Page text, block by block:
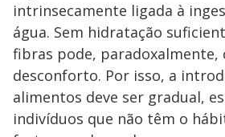
intrinsecamente ligada à
água. Sem hidratação
fibras pode, paradoxalmente,
desconforto. Por isso, a
alimentos deve ser gradual,
indivíduos que não têm o